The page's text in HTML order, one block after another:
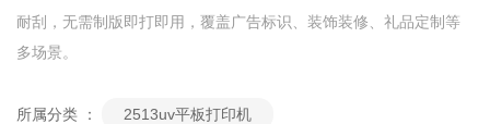
耐刮，无需制版即打即用，覆盖广告标识、装饰装修、礼品定制等
多场景。
所属分类 ： 2513uv平板打印机